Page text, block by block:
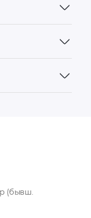
(бывш.